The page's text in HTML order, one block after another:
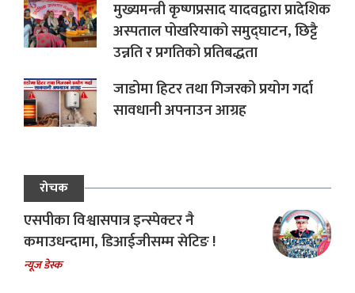
मुख्यमन्त्री कृष्णप्रसाद यादवद्वारा प्रादेशिक
अस्पताल पोखरियाको समुद्घाटन, छिट्टै
उन्नति र प्रगतिको प्रतिबद्धता
जाडोमा हिटर तथा गिजरको प्रयोग गर्दा
सावधानी अपनाउन आग्रह
रोचक
एसपीका विश्वासपात्र इन्स्पेक्टर नै
कमाउधन्दामा, डिआईजीसम्म सेटिङ !
न्यूज डेस्क